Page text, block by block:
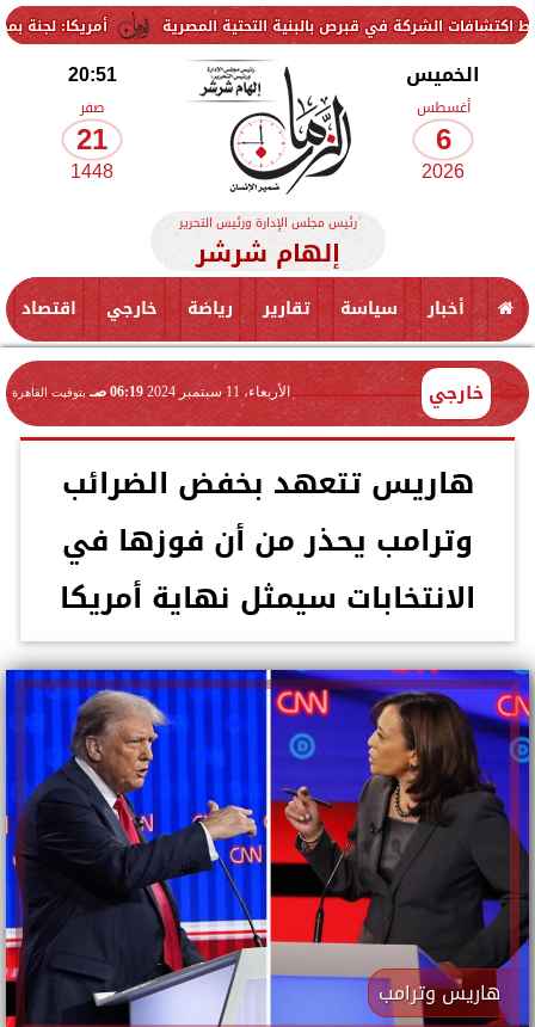
أمريكا: لجنة بمجلس الشيوخ في قبرص بالبنية التحتية المصرية
الخميس
أغسطس
6
2026
20:51
صفر
21
1448
رئيس مجلس الإدارة ورئيس التحرير
إلهام شرشر
أخبار سياسة تقارير رياضة خارجي اقتصاد
خارجي الأربعاء، 11 سبتمبر 2024 06:19 صـ بتوقيت القاهرة
هاريس تتعهد بخفض الضرائب
وترامب يحذر من أن فوزها في
الانتخابات سيمثل نهاية أمريكا
هاريس وترامب